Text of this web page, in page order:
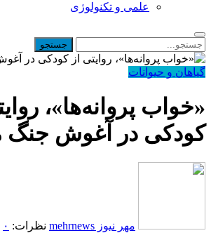
علمی و تکنولوژی
گیاهان و حیوانات
«خواب پروانه‌ها»،
کودکی در آغوش جنگ
مهر نیوز mehrnews نظرات: ۰